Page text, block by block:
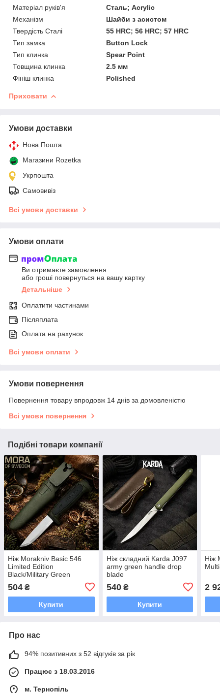
Матеріал руків'я
Сталь; Acrylic
Механізм
Шайби з асистом
Твердість Сталі
55 HRC; 56 HRC; 57 HRC
Тип замка
Button Lock
Тип клинка
Spear Point
Товщина клинка
2.5 мм
Фініш клинка
Polished
Приховати
Умови доставки
Нова Пошта
Магазини Rozetka
Укрпошта
Самовивіз
Всі умови доставки
Умови оплати
Ви отримаєте замовлення
або гроші повернуться на вашу картку
Детальніше
Оплатити частинами
Післяплата
Оплата на рахунок
Всі умови оплати
Умови повернення
Повернення товару впродовж 14 днів за домовленістю
Всі умови повернення
Подібні товари компанії
Ніж Morakniv Basic 546
Limited Edition
Black/Military Green
504 ₴
Купити
Ніж складний Karda J097
army green handle drop
blade
540₴
Купити
Ніж
2
Про нас
94% позитивних з 52 відгуків за рік
Працює з 18.03.2016
м. Тернопіль